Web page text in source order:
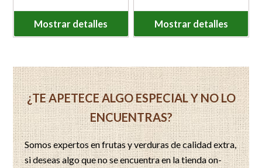
Mostrar detalles Mostrar detalles
¿TE APETECE ALGO ESPECIAL Y NO LO
ENCUENTRAS?
Somos expertos en frutas y verduras de calidad extra,
si deseas algo que no se encuentra en la tienda on-